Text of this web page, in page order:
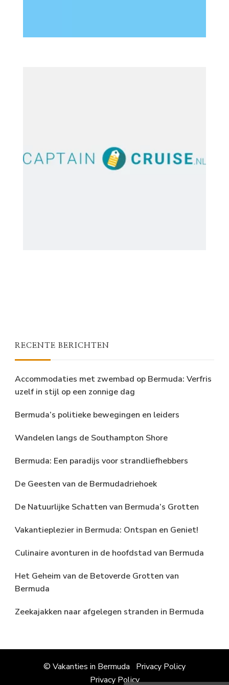
RECENTE BERICHTEN
Accommodaties met zwembad op Bermuda: Verfris
uzelf in stijl op een zonnige dag
Bermuda’s politieke bewegingen en leiders
Wandelen langs de Southampton Shore
Bermuda: Een paradijs voor strandliefhebbers
De Geesten van de Bermudadriehoek
De Natuurlijke Schatten van Bermuda’s Grotten
Vakantieplezier in Bermuda: Ontspan en Geniet!
Culinaire avonturen in de hoofdstad van Bermuda
Het Geheim van de Betoverde Grotten van
Bermuda
Zeekajakken naar afgelegen stranden in Bermuda
© Vakanties in Bermuda Privacy Policy
Privacy Policy